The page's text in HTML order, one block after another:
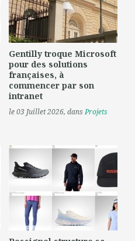
Gentilly troque Microsoft
pour des solutions
françaises, à
commencer par son
intranet
le 03 Juillet 2026, dansProjets